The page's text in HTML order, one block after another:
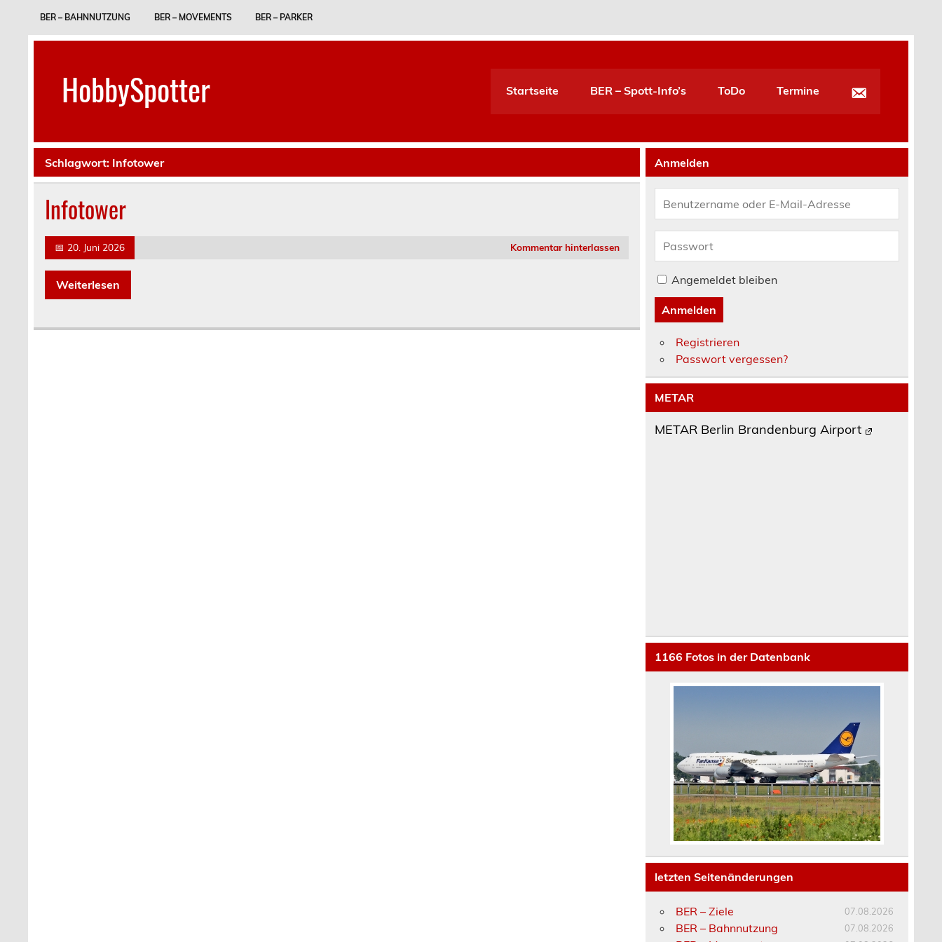
BER – BAHNNUTZUNG BER – MOVEMENTS BER – PARKER
HobbySpotter Startseite BER – Spott-Info’s ToDo Termine
Schlagwort: Infotower
Infotower
📅 20. Juni 2026 Kommentar hinterlassen
Weiterlesen
Anmelden
Angemeldet bleiben
Anmelden
Registrieren
Passwort vergessen?
METAR
METAR Berlin Brandenburg Airport
1166 Fotos in der Datenbank
letzten Seitenänderungen
BER – Ziele 07.08.2026
BER – Bahnnutzung 07.08.2026